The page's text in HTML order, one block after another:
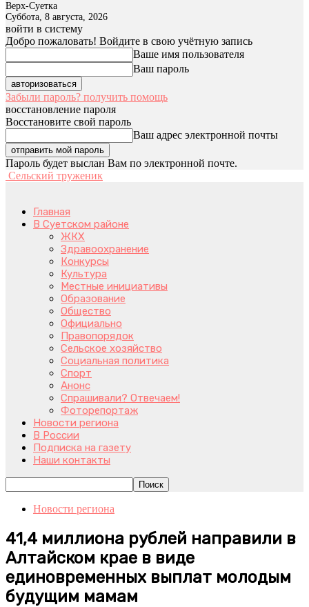
Верх-Суетка
Суббота, 8 августа, 2026
войти в систему
Добро пожаловать! Войдите в свою учётную запись
Ваше имя пользователя
Ваш пароль
Забыли пароль? получить помощь
восстановление пароля
Восстановите свой пароль
Ваш адрес электронной почты
Пароль будет выслан Вам по электронной почте.
Сельский труженик
Главная
В Суетском районе
ЖКХ
Здравоохранение
Конкурсы
Культура
Местные инициативы
Образование
Общество
Официально
Правопорядок
Сельское хозяйство
Социальная политика
Спорт
Анонс
Спрашивали? Отвечаем!
Фоторепортаж
Новости региона
В России
Подписка на газету
Наши контакты
Новости региона
41,4 миллиона рублей направили в
Алтайском крае в виде
единовременных выплат молодым
будущим мамам